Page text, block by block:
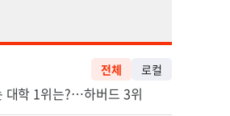
전체 로컬
대학 1위는?…하버드 3위